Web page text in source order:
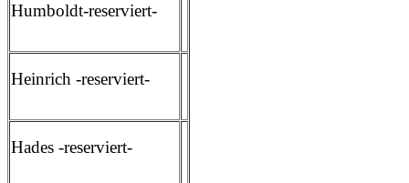
Humboldt-reserviert-
Heinrich -reserviert-
Hades -reserviert-